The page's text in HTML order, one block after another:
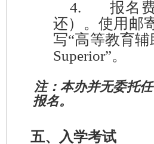
4.
报名
还）。使用邮
写“高等教育辅
Superior”。
注：本办并无委托
报名。
五、入学考试